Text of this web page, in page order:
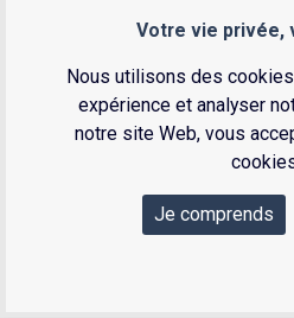
Votre vie privée,
Nous utilisons des
expérience et analyser
notre site Web, vous
Je comprends